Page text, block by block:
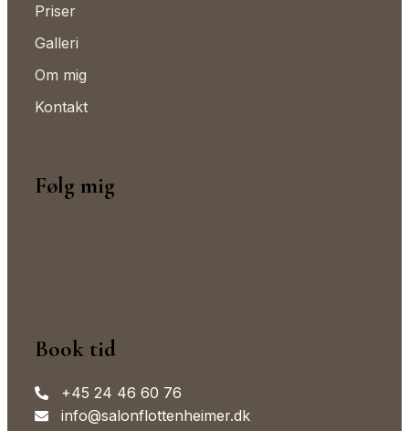
Priser
Galleri
Om mig
Kontakt
Følg mig
Book tid
+45 24 46 60 76
info@salonflottenheimer.dk